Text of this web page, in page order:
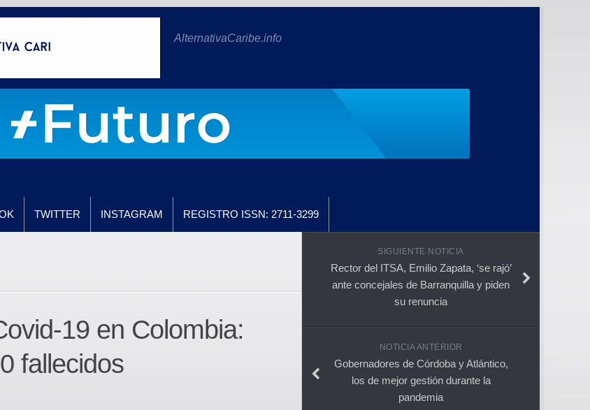
AlternativaCaribe.info
TWITTER INSTAGRAM REGISTRO ISSN: 2711-3299
19 en Colombia:
fallecidos
SIGUIENTE NOTICIA
Rector del ITSA, Emilio Zapata, ‘se rajó’
ante concejales de Barranquilla y piden
su renuncia
NOTICIA ANTERIOR
Gobernadores de Córdoba y Atlántico,
los de mejor gestión durante la
pandemia